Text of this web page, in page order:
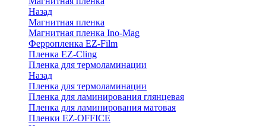
Назад
Магнитная пленка
Магнитная пленка Ino-Mag
Ферропленка EZ-Film
Пленка EZ-Cling
Пленка для термоламинации
Назад
Пленка для термоламинации
Пленка для ламинирования глянцевая
Пленка для ламинирования матовая
Пленки EZ-OFFICE